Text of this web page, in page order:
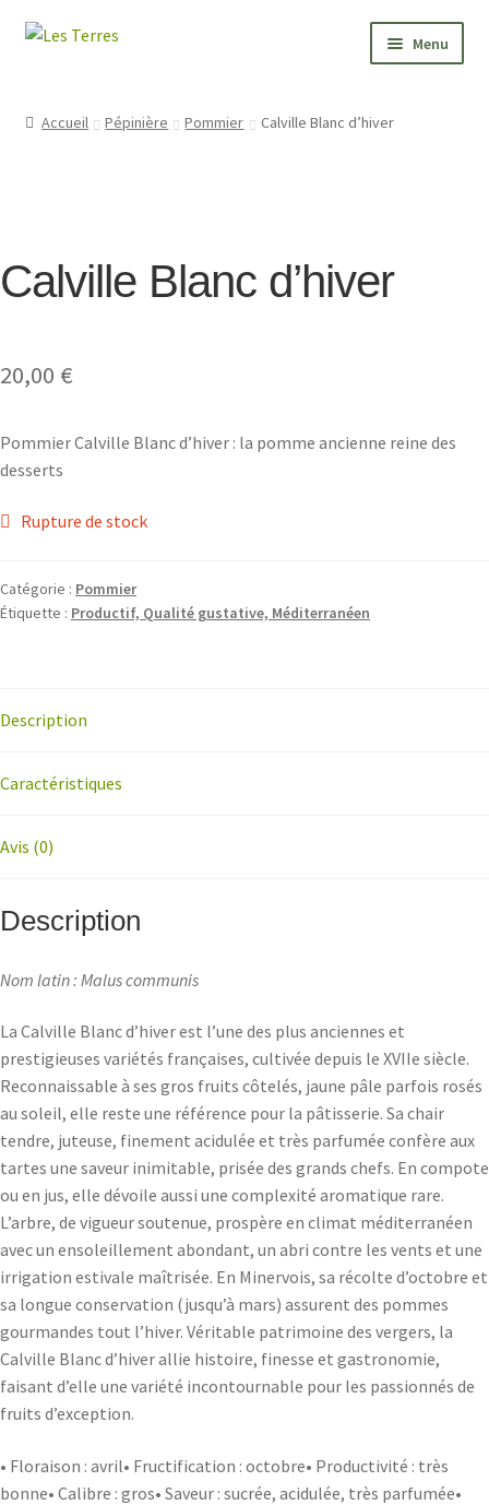
Aller
navigation
Aller
Menu
VALEURS
Accueil Pépinière Pommier Calville Blanc d’hiver
Calville Blanc d’hiver
20,00 €
Pommier Calville Blanc d’hiver : la pomme ancienne reine des
desserts
Rupture de stock
Catégorie : Pommier
Étiquette : Productif, Qualité gustative, Méditerranéen
Description
Caractéristiques
Avis (0)
Description
Nom latin : Malus communis
La Calville Blanc d’hiver est l’une des plus anciennes et
prestigieuses variétés françaises, cultivée depuis le XVIIe siècle.
Reconnaissable à ses gros fruits côtelés, jaune pâle parfois rosés
au soleil, elle reste une référence pour la pâtisserie. Sa chair
tendre, juteuse, finement acidulée et très parfumée confère aux
tartes une saveur inimitable, prisée des grands chefs. En compote
ou en jus, elle dévoile aussi une complexité aromatique rare.
L’arbre, de vigueur soutenue, prospère en climat méditerranéen
avec un ensoleillement abondant, un abri contre les vents et une
irrigation estivale maîtrisée. En Minervois, sa récolte d’octobre et
sa longue conservation (jusqu’à mars) assurent des pommes
gourmandes tout l’hiver. Véritable patrimoine des vergers, la
Calville Blanc d’hiver allie histoire, finesse et gastronomie,
faisant d’elle une variété incontournable pour les passionnés de
fruits d’exception.
• Floraison : avril• Fructification : octobre• Productivité : très
bonne• Calibre : gros• Saveur : sucrée, acidulée, très parfumée•